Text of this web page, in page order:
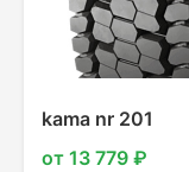
kama nr 201
от 13 779 ₽